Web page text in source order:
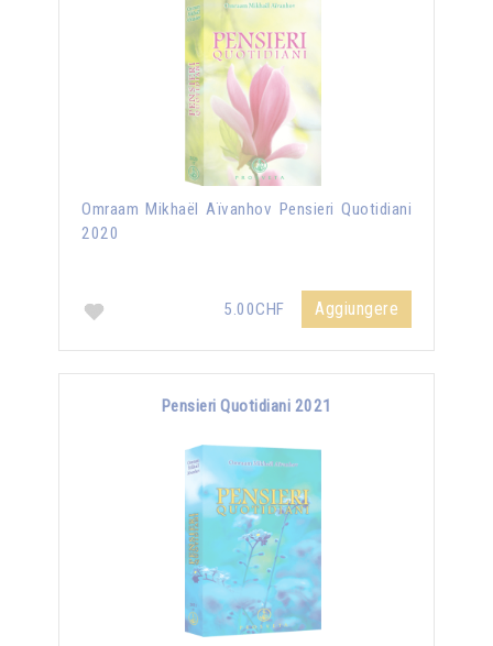
Omraam Mikhaël Aïvanhov Pensieri Quotidiani
2020
5.00CHF Aggiungere
Pensieri Quotidiani 2021